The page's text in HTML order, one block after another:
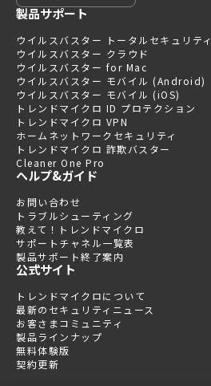
製品サポート
ウイルスバスター トータルセキュリティ
ウイルスバスター クラウド
ウイルスバスター for Mac
ウイルスバスター モバイル (Android)
ウイルスバスター モバイル (iOS)
トレンドマイクロ ID プロテクション
トレンドマイクロ VPN
ホームネットワークセキュリティ
トレンドマイクロ 詐欺バスター
Cleaner One Pro
ヘルプ&ガイド
お問い合わせ
トラブルシューティング
教えて！トレンドマイクロ
サポートチャネル一覧表
製品サポート終了案内
公式サイト
トレンドマイクロについて
最新のセキュリティニュース
お客さまコミュニティ
製品ラインナップ
無料体験版
契約更新